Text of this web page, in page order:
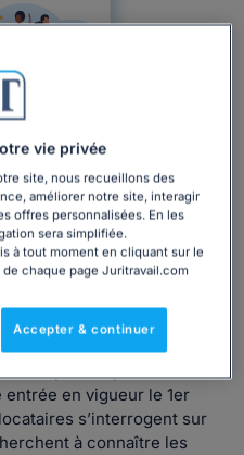
et les autres
en vigueur le 1er
s’interrogent sur
à connaître les
vie privée
site, nous recueillons des
améliorer notre site, interagir
offres personnalisées. En les
sera simplifiée.
à tout moment en cliquant sur le
chaque page Juritravail.com
Accepter & continuer